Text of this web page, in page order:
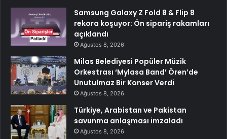
Samsung Galaxy Z Fold 8 & Flip 8
rekora koşuyor: Ön sipariş rakamları
açıklandı
Ağustos 8, 2026
Milas Belediyesi Popüler Müzik
Orkestrası ‘Mylasa Band’ Ören’de
Unutulmaz Bir Konser Verdi
Ağustos 8, 2026
Türkiye, Arabistan ve Pakistan
savunma anlaşması imzaladı
Ağustos 8, 2026